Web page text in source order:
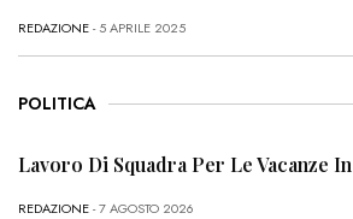
REDAZIONE- 5 APRILE 2025
POLITICA
Lavoro Di Squadra Per Le Vacanze In
REDAZIONE- 7 AGOSTO 2026